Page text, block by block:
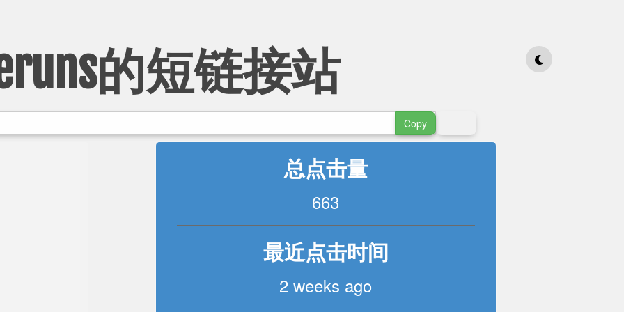
的短链接站
Copy
总点击量
663
最近点击时间
2 weeks ago